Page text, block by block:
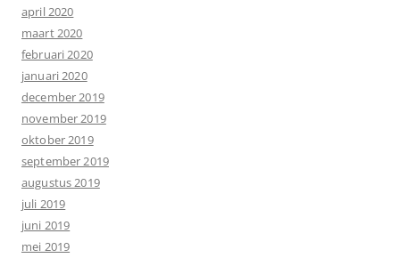
april 2020
maart 2020
februari 2020
januari 2020
december 2019
november 2019
oktober 2019
september 2019
augustus 2019
juli 2019
juni 2019
mei 2019